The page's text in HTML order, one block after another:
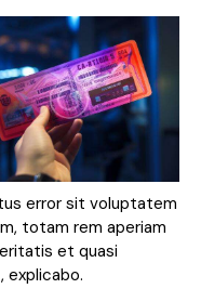
error sit voluptatem
totam rem aperiam
et quasi